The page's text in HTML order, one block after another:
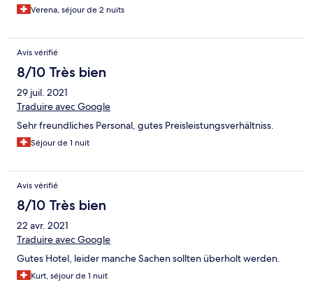
Verena, séjour de 2 nuits
Avis vérifié
8/10 Très bien
29 juil. 2021
Traduire avec Google
Sehr freundliches Personal, gutes Preisleistungsverhältniss.
Séjour de 1 nuit
Avis vérifié
8/10 Très bien
22 avr. 2021
Traduire avec Google
Gutes Hotel, leider manche Sachen sollten überholt werden.
Kurt, séjour de 1 nuit